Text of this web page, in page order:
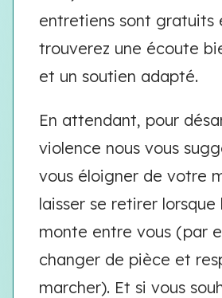
entretiens sont gratuits
trouverez une écoute
et un soutien adapté.
En attendant, pour
violence nous vous
vous éloigner de votre
laisser se retirer lorsque
monte entre vous (par
changer de pièce et
marcher). Et si vous